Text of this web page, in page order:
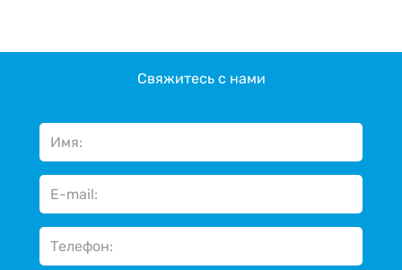
Свяжитесь с нами